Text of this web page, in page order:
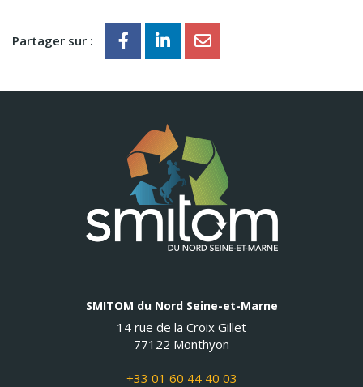
Partager sur :
SMITOM du Nord Seine-et-Marne
14 rue de la Croix Gillet
77122 Monthyon
+33 01 60 44 40 03